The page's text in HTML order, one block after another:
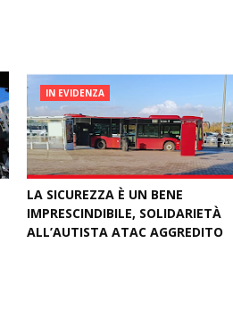
IN EVIDENZA
LA SICUREZZA È UN BENE
IMPRESCINDIBILE, SOLIDARIETÀ
ALL’AUTISTA ATAC AGGREDITO